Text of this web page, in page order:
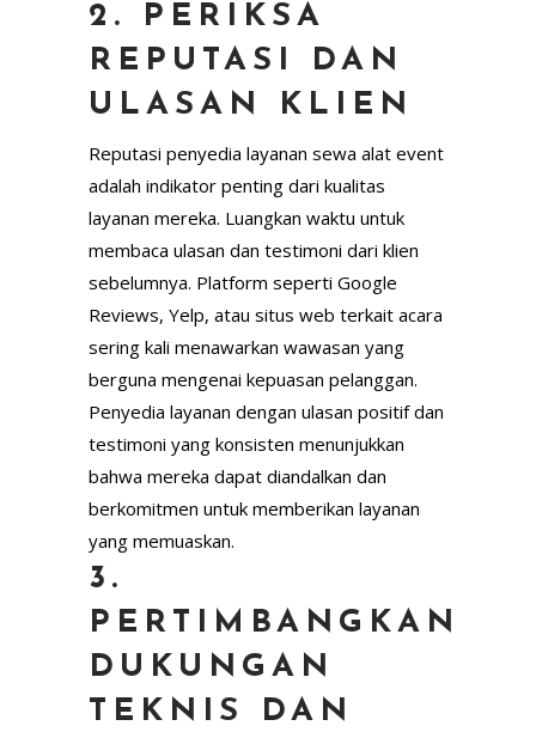
2. PERIKSA
REPUTASI DAN
ULASAN KLIEN
Reputasi penyedia layanan sewa alat event
adalah indikator penting dari kualitas
layanan mereka. Luangkan waktu untuk
membaca ulasan dan testimoni dari klien
sebelumnya. Platform seperti Google
Reviews, Yelp, atau situs web terkait acara
sering kali menawarkan wawasan yang
berguna mengenai kepuasan pelanggan.
Penyedia layanan dengan ulasan positif dan
testimoni yang konsisten menunjukkan
bahwa mereka dapat diandalkan dan
berkomitmen untuk memberikan layanan
yang memuaskan.
3.
PERTIMBANGKAN
DUKUNGAN
TEKNIS DAN